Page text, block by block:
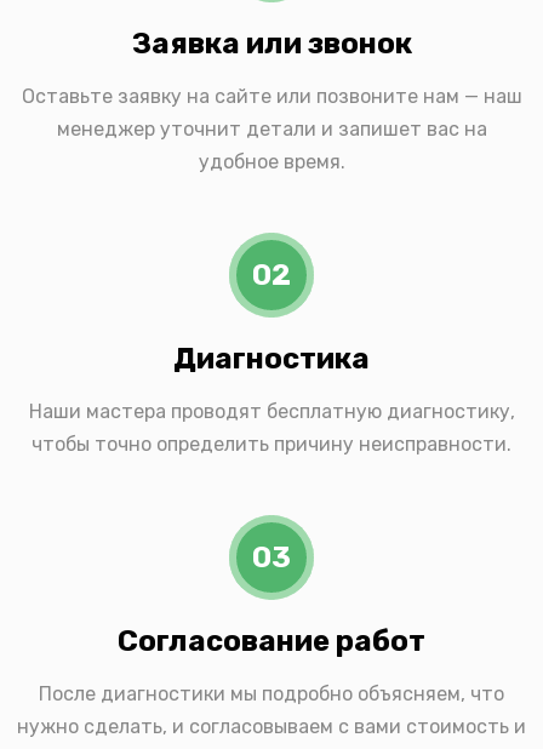
Заявка или звонок
Оставьте заявку на сайте или позвоните нам — наш
менеджер уточнит детали и запишет вас на
удобное время.
02
Диагностика
Наши мастера проводят бесплатную диагностику,
чтобы точно определить причину неисправности.
03
Согласование работ
После диагностики мы подробно объясняем, что
нужно сделать, и согласовываем с вами стоимость и